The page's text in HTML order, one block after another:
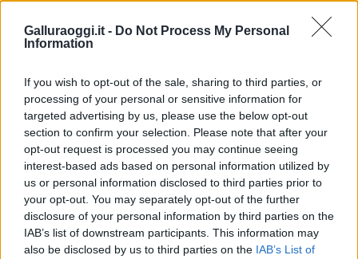
Galluraoggi.it - Do Not Process My Personal
Information
If you wish to opt-out of the sale, sharing to third parties, or
processing of your personal or sensitive information for
targeted advertising by us, please use the below opt-out
section to confirm your selection. Please note that after your
opt-out request is processed you may continue seeing
interest-based ads based on personal information utilized by
us or personal information disclosed to third parties prior to
your opt-out. You may separately opt-out of the further
disclosure of your personal information by third parties on the
IAB’s list of downstream participants. This information may
also be disclosed by us to third parties on the IAB’s List of
Vuoi rimuovere le pubblicità nazionali?
Puoi abbonarti asoli € 1,10 al mese
cliccandoqui
Sei già abbonato?
Puoi effettuare l'accesso andando nella
sezioneLogindal menù del sito o
cliccandoqui